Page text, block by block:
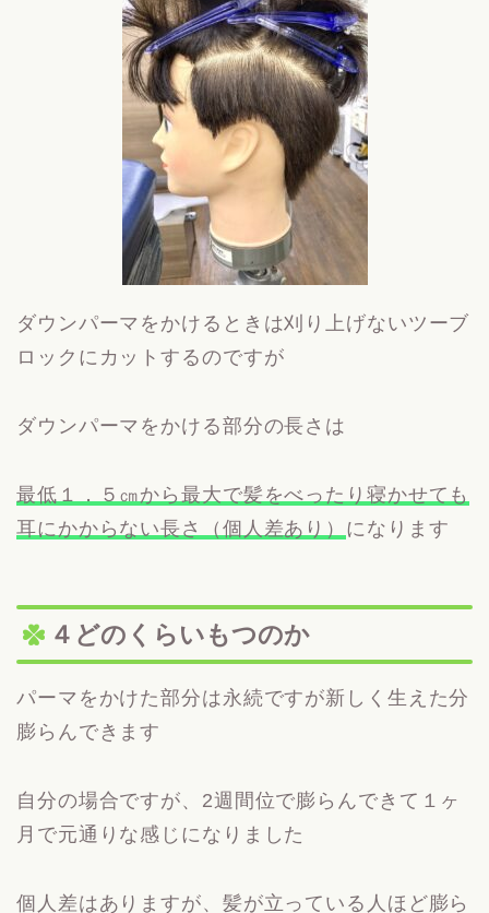
ダウンパーマをかけるときは刈り上げないツーブ
ロックにカットするのですが
ダウンパーマをかける部分の長さは
最低１．５㎝から最大で髪をべったり寝かせても
耳にかからない長さ（個人差あり） になります
４どのくらいもつのか
パーマをかけた部分は永続ですが新しく生えた分
膨らんできます
自分の場合ですが、2週間位で膨らんできて１ヶ
月で元通りな感じになりました
個人差はありますが、髪が立っている人ほど膨ら